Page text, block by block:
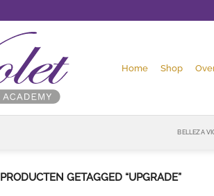
Home Shop
BELLEZA
PRODUCTEN GETAGGED “UPGRADE”